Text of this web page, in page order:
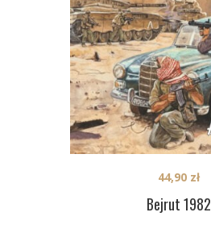
Bejrut 1982
44,90 zł